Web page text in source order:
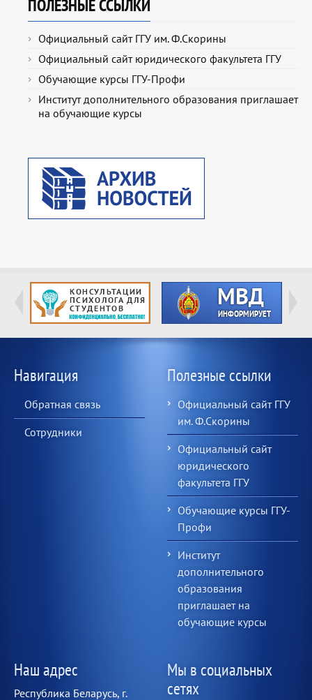
ПОЛЕЗНЫЕ ССЫЛКИ
Официальный сайт ГГУ им. Ф.Скорины
Официальный сайт юридического факультета ГГУ
Обучающие курсы ГГУ-Профи
Институт дополнительного образования приглашает
на обучающие курсы
Навигация
Обратная связь
Сотрудники
Полезные ссылки
Официальный сайт ГГУ
им. Ф.Скорины
Официальный сайт
юридического
факультета ГГУ
Обучающие курсы ГГУ-
Профи
Институт
дополнительного
образования
приглашает на
обучающие курсы
Наш адрес
Республика Беларусь, г.
Мы в социальных
сетях